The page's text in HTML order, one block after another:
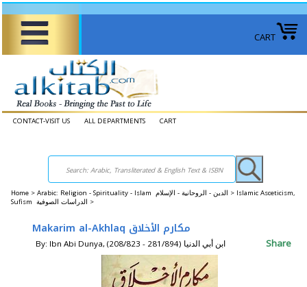
CART
CONTACT-VISIT US ALL DEPARTMENTS CART
Home > Arabic: Religion - Spirituality - Islam الدين - الروحانية - الإسلام > Islamic Asceticism,
Sufism الدراسات الصوفية >
Makarim al-Akhlaq مكارم الأخلاق
By: Ibn Abi Dunya, (208/823 - 281/894) ابن أبي الدنيا Share